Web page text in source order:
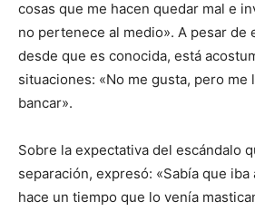
cosas que me hacen quedar mal e
no pertenece al medio». A pesar de
desde que es conocida, está
situaciones: «No me gusta, pero me
bancar».
Sobre la expectativa del escándalo
separación, expresó: «Sabía que iba
hace un tiempo que lo venía